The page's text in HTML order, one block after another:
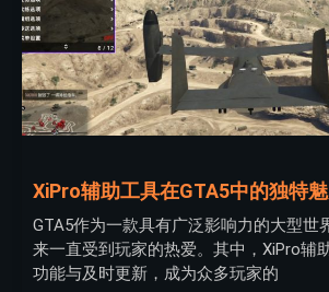
XiPro辅助工具在GTA5中的独特
GTA5作为一款具有广泛影响力的大型世
来一直受到玩家的热爱。其中，XiPro辅
功能与及时更新，成为众多玩家的